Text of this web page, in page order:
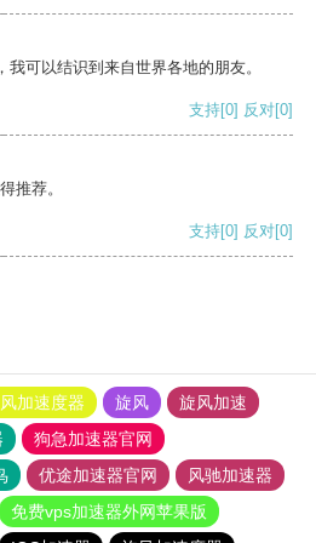
可以结识到来自世界各地的朋友。
支持[0] 反对[0]
推荐。
支持[0] 反对[0]
加速度器 旋风
旋风加速
狗急加速器官网
优途加速器官网
风驰加速器
免费vps加速器外网苹果版